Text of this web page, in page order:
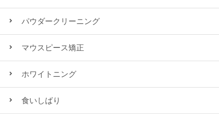
パウダークリーニング
マウスピース矯正
ホワイトニング
食いしばり